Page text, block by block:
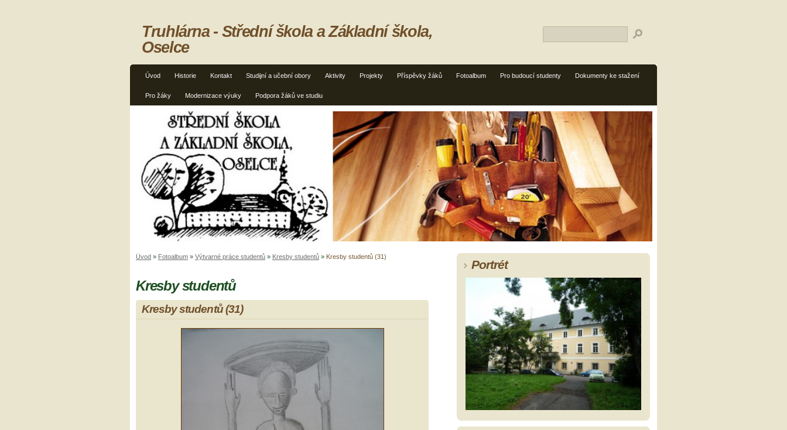
Úvod Historie Kontakt Studijní a učební obory Aktivity Projekty Příspěvky žáků Fotoalbum Pro budoucí studenty Dokumenty ke stažení
Pro žáky Modernizace výuky Podpora žáků ve studiu
Truhlárna - Střední škola a Základní škola,
Oselce
Úvod » Fotoalbum » Výtvarné práce studentů » Kresby studentů » Kresby studentů (31)
Kresby studentů
Kresby studentů (31)
Portrét